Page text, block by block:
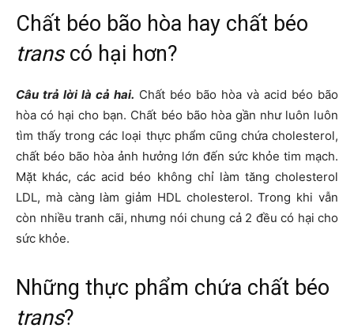
Chất béo bão hòa hay chất béo
transcó hại hơn?
Câu trả lời là cả hai. Chất béo bão hòa và acid béo bão
hòa có hại cho bạn. Chất béo bão hòa gần như luôn luôn
tìm thấy trong các loại thực phẩm cũng chứa cholesterol,
chất béo bão hòa ảnh hưởng lớn đến sức khỏe tim mạch.
Mặt khác, các acid béo không chỉ làm tăng cholesterol
LDL, mà càng làm giảm HDL cholesterol. Trong khi vẫn
còn nhiều tranh cãi, nhưng nói chung cả 2 đều có hại cho
sức khỏe.
Những thực phẩm chứa chất béo
trans?